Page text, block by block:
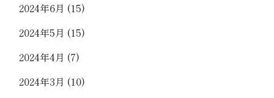
2024年6月 (15)
2024年5月 (15)
2024年4月 (7)
2024年3月 (10)